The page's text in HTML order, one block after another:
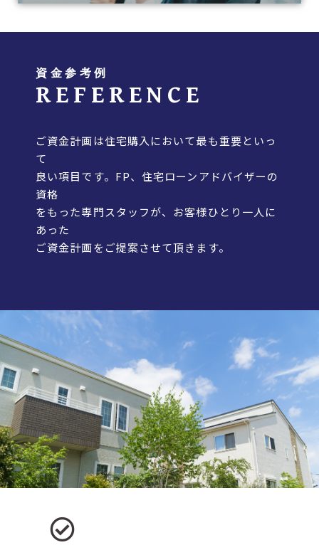
資金参考例
REFERENCE
ご資金計画は住宅購入において最も重要といっ
て
良い項目です。FP、住宅ローンアドバイザーの
資格
をもった専門スタッフが、お客様ひとり一人に
あった
ご資金計画をご提案させて頂きます。